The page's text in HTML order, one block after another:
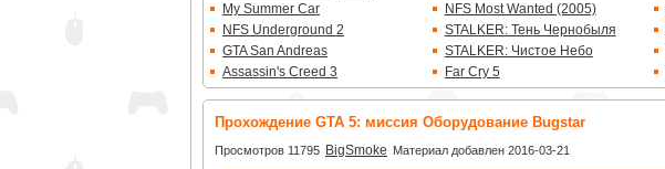
My Summer Car
NFS Underground 2
GTA San Andreas
Assassin's Creed 3
NFS Most Wanted (2005)
STALKER: Тень Чернобыля
STALKER: Чистое Небо
Far Cry 5
Прохождение GTA 5: миссия Оборудование Bugstar
Просмотров 11795 BigSmoke Материал добавлен 2016-03-21